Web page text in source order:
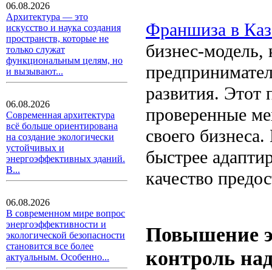
06.08.2026
Архитектура — это
искусство и наука создания
пространств, которые не
только служат
функциональным целям, но
и вызывают...
06.08.2026
Современная архитектура
всё больше ориентирована
на создание экологически
устойчивых и
энергоэффективных зданий.
В...
06.08.2026
В современном мире вопрос
энергоэффективности и
экологической безопасности
становится все более
актуальным. Особенно...
Франшиза в
бизнес-модель,
развития. Этот
проверенные
своего
быстрее
качество
Повышение
контроль